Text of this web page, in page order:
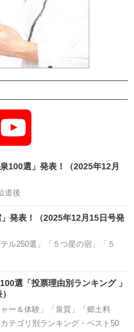
Channel
100選」発表！（2025年12月
道後
発表！（2025年12月15日号発
ル250選」「５つ星の宿」「５
選「投票理由別ランキング 」
ー＆体験」「泉質」「郷土料
テゴリ別ランキング・ベスト50